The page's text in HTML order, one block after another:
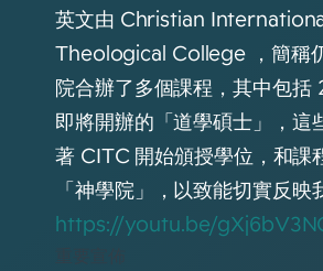
英文由 Christian
Theological College ，簡稱
院合辦了多個課程，其中包
即將開辦的「道學碩士」，
著 CITC 開始頒授學位，和課
「神學院」，以致能切實反映
https://youtu.be/